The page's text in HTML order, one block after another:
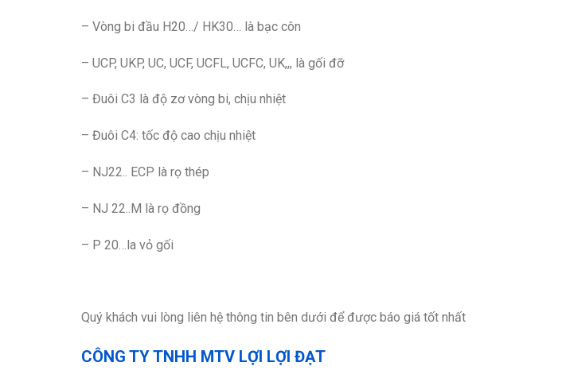
– Vòng bi đầu H20…/ HK30… là bạc côn
– UCP, UKP, UC, UCF, UCFL, UCFC, UK,,, là gối đỡ
– Đuôi C3 là độ zơ vòng bi, chịu nhiệt
– Đuôi C4: tốc độ cao chịu nhiệt
– NJ22.. ECP là rọ thép
– NJ 22..M là rọ đồng
– P 20…la vỏ gối
Quý khách vui lòng liên hệ thông tin bên dưới để được báo giá tốt nhất
CÔNG TY TNHH MTV LỢI LỢI ĐẠT